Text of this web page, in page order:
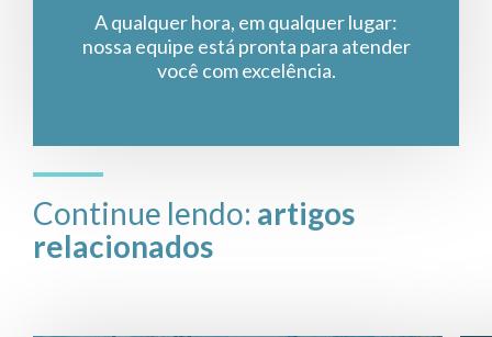
A qualquer hora, em qualquer lugar:
nossa equipe está pronta para atender
você com excelência.
Continue lendo: artigos
relacionados